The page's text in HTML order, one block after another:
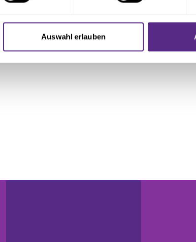
zu personalisieren, Funktionen für soziale
Außerdem geben wir Informationen zu Ihrer
Auswahl erlauben